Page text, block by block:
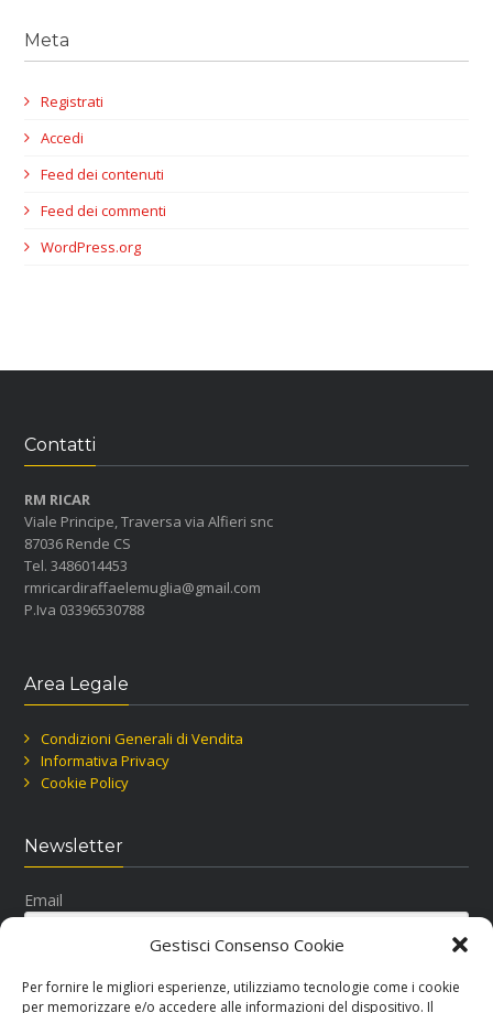
Gestisci Consenso Cookie
Per fornire le migliori esperienze, utilizziamo tecnologie come i cookie
per memorizzare e/o accedere alle informazioni del dispositivo. Il
Meta
Registrati
Accedi
Feed dei contenuti
Feed dei commenti
WordPress.org
Contatti
RM RICAR
Viale Principe, Traversa via Alfieri snc
87036 Rende CS
Tel. 3486014453
rmricardiraffaelemuglia@gmail.com
P.Iva 03396530788
Area Legale
Condizioni Generali di Vendita
Informativa Privacy
Cookie Policy
Newsletter
Email